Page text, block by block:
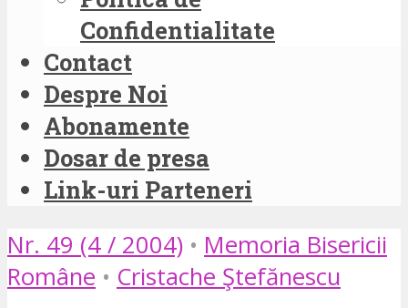
Confidentialitate
Contact
Despre Noi
Abonamente
Dosar de presa
Link-uri Parteneri
Nr. 49 (4 / 2004) • Memoria Bisericii
Române • Cristache Ştefănescu